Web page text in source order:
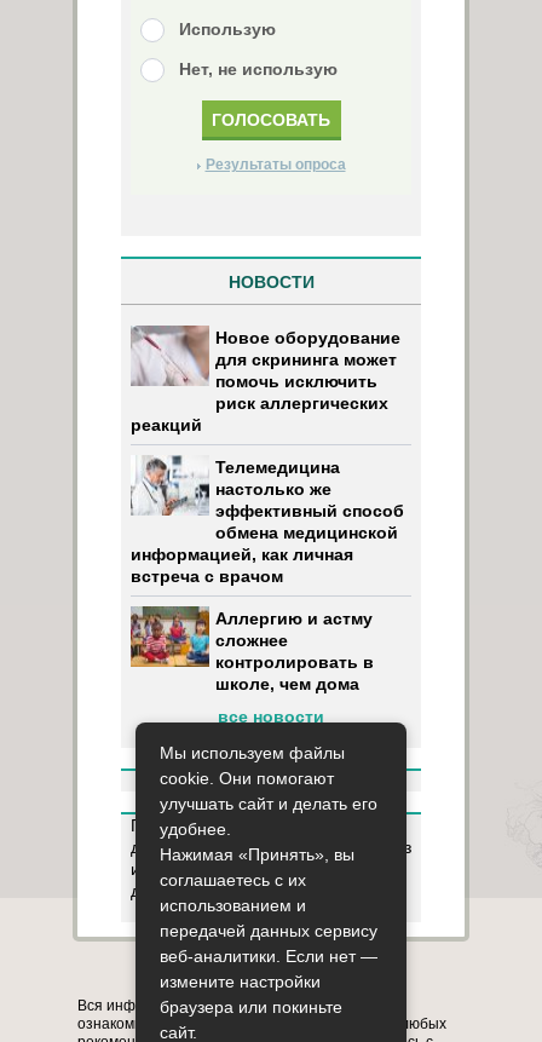
Использую
Нет, не использую
Результаты опроса
НОВОСТИ
Новое оборудование
для скрининга может
помочь исключить
риск аллергических
реакций
Телемедицина
настолько же
эффективный способ
обмена медицинской
информацией, как личная
встреча с врачом
Аллергию и астму
сложнее
контролировать в
школе, чем дома
все новости
Пользуясь данным ресурсом вы
даёте разрешение на сбор, анализ
и хранение своих персональных
данных согласно Правилам
Карта сайта О сайте Контакты
Вся информация на сайте представлена в
ознакомительных целях. Перед применением любых
Мы используем файлы
cookie. Они помогают
улучшать сайт и делать его
удобнее.
Нажимая «Принять», вы
соглашаетесь с их
использованием и
передачей данных сервису
веб-аналитики. Если нет —
измените настройки
браузера или покиньте
сайт.